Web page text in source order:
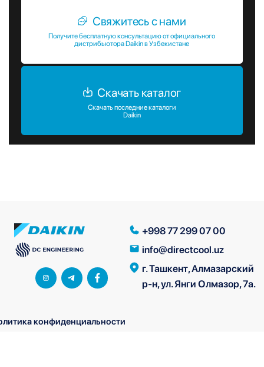
Свяжитесь с нами
Получите бесплатную консультацию от официального
дистрибьютора Daikin в Узбекистане
Скачать каталог
Скачать последние каталоги
Daikin
+998 77 299 07 00
info@directcool.uz
г. Ташкент, Алмазарский
р-н, ул. Янги Олмазор, 7а.
конфиденциальности